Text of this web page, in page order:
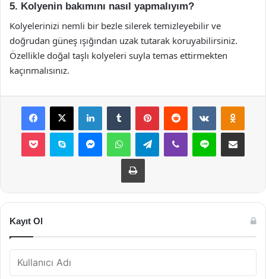
5. Kolyenin bakımını nasıl yapmalıyım?
Kolyelerinizi nemli bir bezle silerek temizleyebilir ve
doğrudan güneş ışığından uzak tutarak koruyabilirsiniz.
Özellikle doğal taşlı kolyeleri suyla temas ettirmekten
kaçınmalısınız.
Facebook
X LinkedInTumblr PinterestReddit VKontakte
Pocket Skype MessengerWhatsAppTelegramViber Line E-Posta ile
Yazdır
Kayıt Ol